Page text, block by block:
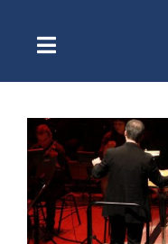
contenidoToggle
Navigation
Escuchar